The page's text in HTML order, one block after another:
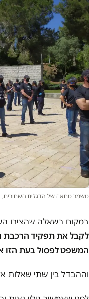
משמר מחאה של הדגלים השחורים,
במקום השאלה שהציבו
לקבל את תפקיד
המשפט לפסול בעת הזו
וההבדל בין שתי שאלות